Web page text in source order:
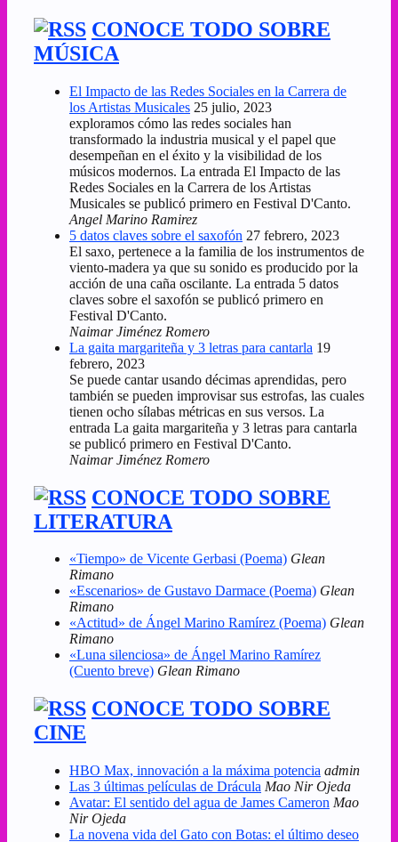
CONOCE TODO SOBRE
MÚSICA
El Impacto de las Redes Sociales en la Carrera de
los Artistas Musicales 25 julio, 2023
exploramos cómo las redes sociales han
transformado la industria musical y el papel que
desempeñan en el éxito y la visibilidad de los
músicos modernos. La entrada El Impacto de las
Redes Sociales en la Carrera de los Artistas
Musicales se publicó primero en Festival D'Canto.
Angel Marino Ramirez
5 datos claves sobre el saxofón 27 febrero, 2023
El saxo, pertenece a la familia de los instrumentos de
viento-madera ya que su sonido es producido por la
acción de una caña oscilante. La entrada 5 datos
claves sobre el saxofón se publicó primero en
Festival D'Canto.
Naimar Jiménez Romero
La gaita margariteña y 3 letras para cantarla 19
febrero, 2023
Se puede cantar usando décimas aprendidas, pero
también se pueden improvisar sus estrofas, las cuales
tienen ocho sílabas métricas en sus versos. La
entrada La gaita margariteña y 3 letras para cantarla
se publicó primero en Festival D'Canto.
Naimar Jiménez Romero
CONOCE TODO SOBRE
LITERATURA
«Tiempo» de Vicente Gerbasi (Poema) Glean
Rimano
«Escenarios» de Gustavo Darmace (Poema) Glean
Rimano
«Actitud» de Ángel Marino Ramírez (Poema) Glean
Rimano
«Luna silenciosa» de Ángel Marino Ramírez
(Cuento breve) Glean Rimano
CONOCE TODO SOBRE
CINE
HBO Max, innovación a la máxima potencia admin
Las 3 últimas películas de Drácula Mao Nir Ojeda
Avatar: El sentido del agua de James Cameron Mao
Nir Ojeda
La novena vida del Gato con Botas: el último deseo